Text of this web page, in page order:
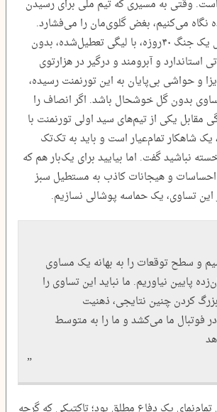
وقتی به مسیری که تیم ملی برای رسیدن
نگاه می‌کنیم، بغض گلوی‌مان را می‌فشارد.
تیمی که از میان آتش یک جنگ ۴۰‌روزه، با لیگی تعطیل‌شده، بدون
استاندارد و آبرومند و درگیر در هزارتوی
و حواشی بی‌پایان به این تورنمنت رسیده،
بدون گل خوشحال باشد. اگر انصاف را
مقابل یکی از تیم‌های سید اولی تورنمنت با
شاهکار تمام‌عیار است و باید به تک‌تک
نباشید گفت. اما بیایید برای یک‌بار هم که
و هیجانات کاذب به مستطیل سبز
این تساوی، یک حماسه پوشالی نسازیم.
و سطح توقعات را به بهانه یک مساوی
پایین نیاوریم. ما نباید این تساوی را
کردن چنین نتایجی، ذهنیت
در فوتبال ما می‌کشد و ما را به متوسط